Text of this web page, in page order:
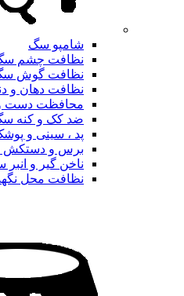
شامپو سگ
نظافت چشم
نظافت گوش
نظافت دهان و
محافظت دست و
ضد کک و کنه
پد ، سینی و
برس و
ناخن گیر و
نظافت محل